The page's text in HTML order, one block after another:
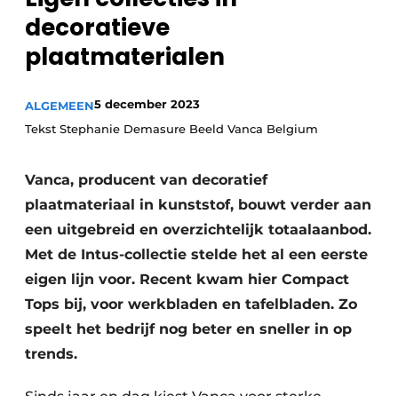
Privacy / Cookie statement
Vacature aanmelden
Video’s
decoratieve
plaatmaterialen
ALGEMEEN5 december 2023
Tekst Stephanie Demasure Beeld Vanca Belgium
Vanca, producent van decoratief
plaatmateriaal in kunststof, bouwt verder aan
een uitgebreid en overzichtelijk totaalaanbod.
Met de Intus-collectie stelde het al een eerste
eigen lijn voor. Recent kwam hier Compact
Tops bij, voor werkbladen en tafelbladen. Zo
speelt het bedrijf nog beter en sneller in op
trends.